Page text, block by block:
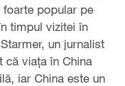
foarte popular pe
timpul vizitei în
un jurnalist
că viața în China
iar China este un